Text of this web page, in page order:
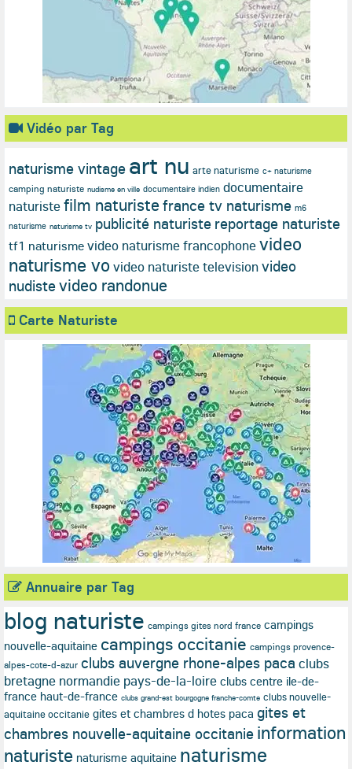
Vidéo par Tag
naturisme vintage art nu arte naturisme c+ naturisme
camping naturiste nudisme en ville documentaire indien documentaire
naturistefilm naturistefrance tv naturisme m6
naturisme naturisme tv publicité naturiste reportage naturiste
tf1 naturisme video naturisme francophonevideo
naturisme vo video naturiste televisionvideo
nudistevideo randonue
Carte Naturiste
Annuaire par Tag
blog naturiste campings gites nord france campings
nouvelle-aquitaine campings occitanie campings provence-
alpes-cote-d-azur clubs auvergne rhone-alpes paca clubs
bretagne normandie pays-de-la-loire clubs centre ile-de-
france haut-de-france clubs grand-est bourgogne franche-comte clubs nouvelle-
aquitaine occitanie gites et chambres d hotes paca gites et
chambres nouvelle-aquitaine occitanie information
naturiste naturisme aquitaine naturisme